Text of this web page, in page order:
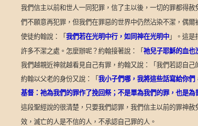
我們信主以前和世人一同犯罪，信了主以後，一切的罪都得
們不願意再犯罪，但我們在罪惡的世界中仍然沾染不潔，偶
使徒約翰說：
「我們若在光明中行，如同神在光明中」。這
許多不潔之處。怎麼辦呢？約翰接著說：「祂兒子耶穌的血也
我們越親近神就越看見自己有罪，約翰又說：「我們若認自
約翰以父老的身份又說：「我小子們哪，我將這些話寫給你
基督：祂為我們的罪作了挽回祭；不是單為我們的罪，也是為
這段聖經說的很清楚，只要我們認罪，我們信主以前的罪神
效，滅亡的人是不信的人，不承認自己罪的人。